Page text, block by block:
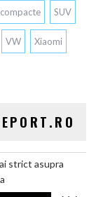
SUV
VW Xiaomi
strict asupra